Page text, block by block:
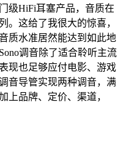
级HiFi耳塞产品，音质在
。这给了我很大的惊喜，
质水准居然能达到如此地
调音除了适合聆听主流
现也足够应付电影、游戏
音导管实现两种调音，满
上品牌、定价、渠道，